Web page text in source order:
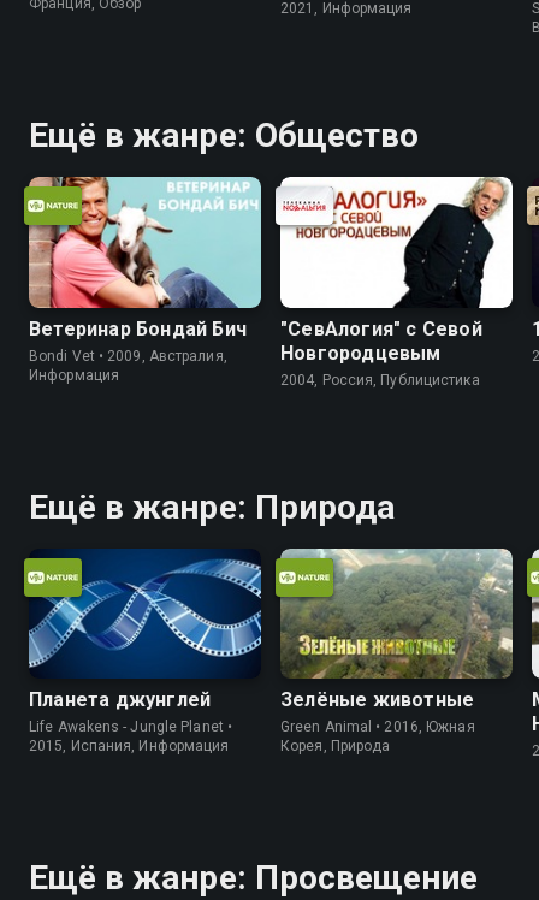
Франция, Обзор 2021, Информация
Ещё в жанре: Общество
Ветеринар Бондай Бич
Bondi Vet • 2009, Австралия,
Информация
"СевАлогия" с Севой
Новгородцевым
2004, Россия, Публицистика
Ещё в жанре: Природа
Планета джунглей
Life Awakens - Jungle Planet •
2015, Испания, Информация
Зелёные животные
Green Animal • 2016, Южная
Корея, Природа
Ещё в жанре: Просвещение